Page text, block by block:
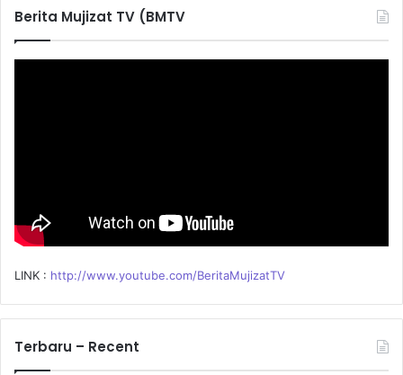
f
o
Berita Mujizat TV (BMTV
LINK : http://www.youtube.com/BeritaMujizatTV
Terbaru – Recent